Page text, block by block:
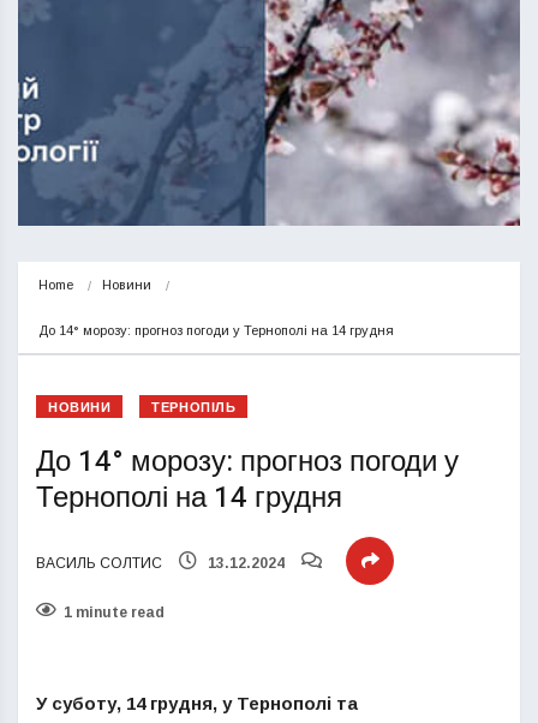
Home Новини
До 14° морозу: прогноз погоди у Тернополі на 14 грудня
НОВИНИ ТЕРНОПІЛЬ
До 14° морозу: прогноз погоди у
Тернополі на 14 грудня
ВАСИЛЬ СОЛТИС 13.12.2024
1 minute read
У суботу, 14 грудня, у Тернополі та